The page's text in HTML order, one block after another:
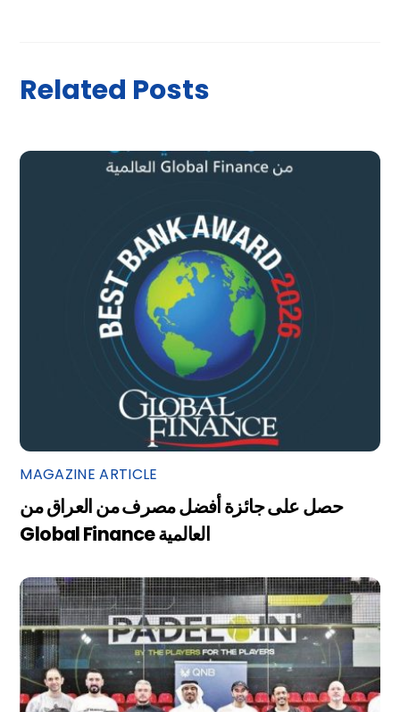
Related Posts
MAGAZINE ARTICLE
حصل على جائزة أفضل مصرف من العراق من
Global Finance العالمية